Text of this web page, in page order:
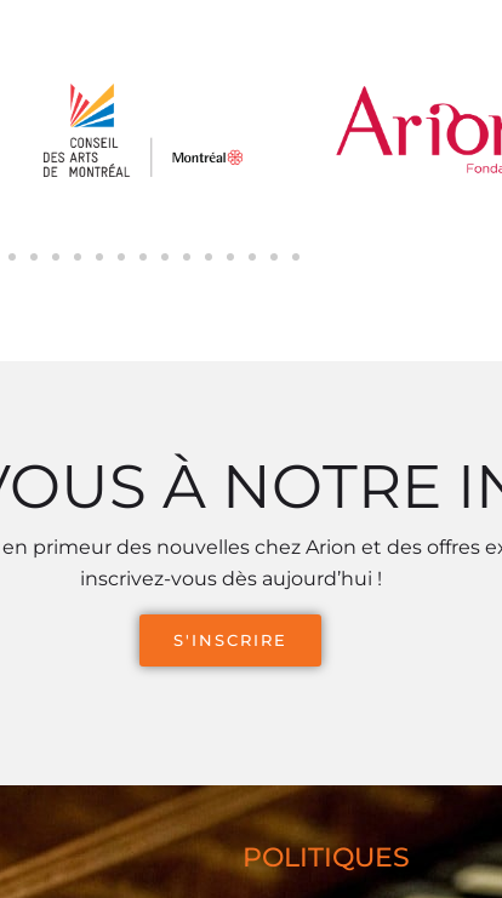
À NOTRE
primeur des nouvelles chez Arion et des offres
inscrivez-vous dès aujourd’hui !
S'INSCRIRE
POLITIQUES